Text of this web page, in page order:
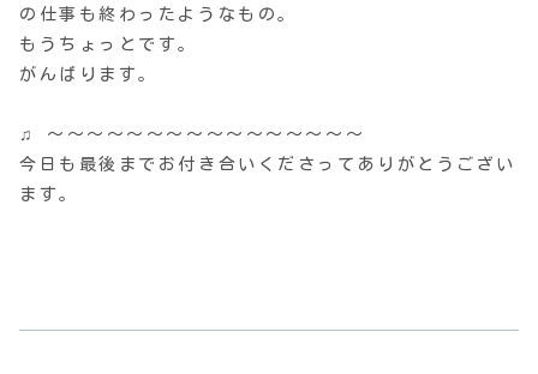
の仕事も終わったようなもの。
もうちょっとです。
がんばります。
♫ 〜〜〜〜〜〜〜〜〜〜〜〜〜〜〜〜
今日も最後までお付き合いくださってありがとうござい
ます。